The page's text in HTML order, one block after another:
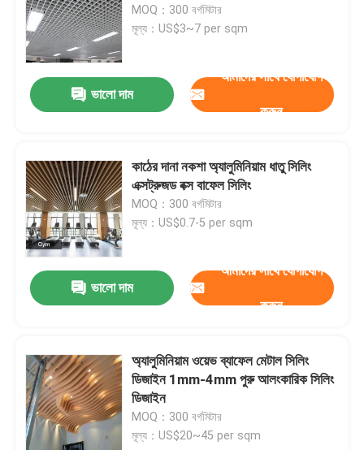
MOQ：300 বর্গমিটার
মূল্য：US$3~7 per sqm
ভালো দাম
আমাদের সাথে যোগাযোগ
করুন
কাঠের দানা নকশা অ্যালুমিনিয়াম ধাতু সিলিং
এক্সট্রুজড বক্স বাফেল সিলিং
MOQ：300 বর্গমিটার
মূল্য：US$0.7-5 per sqm
ভালো দাম
আমাদের সাথে যোগাযোগ
করুন
অ্যালুমিনিয়াম ওয়েভ ব্যাফেল মেটাল সিলিং
ডিজাইন 1mm-4mm পুরু আলংকারিক সিলিং
ডিজাইন
MOQ：300 বর্গমিটার
মূল্য：US$20~45 per sqm